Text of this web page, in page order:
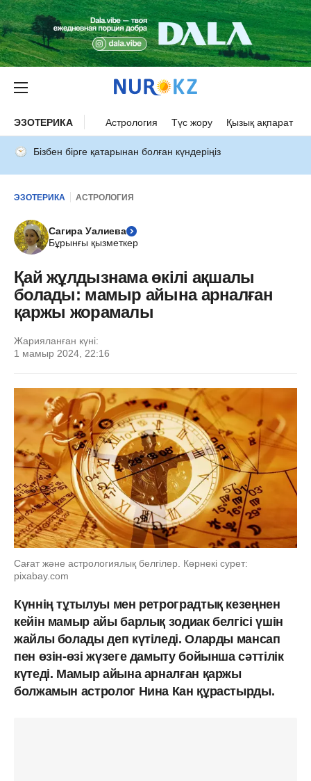
ЭЗОТЕРИКА Астрология Түс жору Қызық ақпарат
Бізбен бірге қатарынан болған күндеріңіз
ЭЗОТЕРИКА АСТРОЛОГИЯ
Сагира Уалиева
Бұрынғы қызметкер
Қай жұлдызнама өкілі ақшалы
болады: мамыр айына арналған
қаржы жорамалы
Жарияланған күні:
1 мамыр 2024, 22:16
Сағат және астрологиялық белгілер. Көрнекі сурет:
pixabay.com
Күннің тұтылуы мен ретроградтық кезеңнен
кейін мамыр айы барлық зодиак белгісі үшін
жайлы болады деп күтіледі. Оларды мансап
пен өзін-өзі жүзеге дамыту бойынша сәттілік
күтеді. Мамыр айына арналған қаржы
болжамын астролог Нина Кан құрастырды.